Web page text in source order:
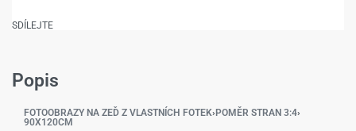
SDÍLEJTE
Popis
FOTOOBRAZY NA ZEĎ Z VLASTNÍCH FOTEK› POMĚR STRAN 3:4›
90X120CM